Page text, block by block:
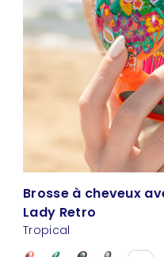
Brosse à cheveux
Lady Retro
Tropical